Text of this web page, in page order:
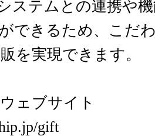
ステムとの連携や
できるため、こだ
を実現できます。
ェブサイト
gift